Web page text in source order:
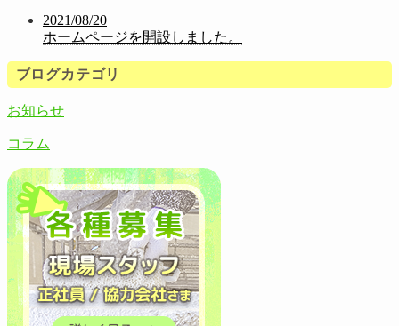
2021/08/20
ホームページを開設しました。
ブログカテゴリ
お知らせ
コラム